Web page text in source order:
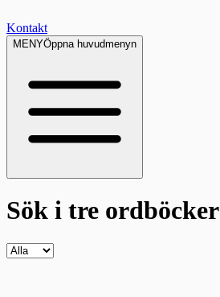
Kontakt
MENYÖppna huvudmenyn
Sök i tre ordböcker